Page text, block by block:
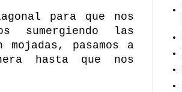
para que nos
sumergiendo las
pasamos a
hasta que nos